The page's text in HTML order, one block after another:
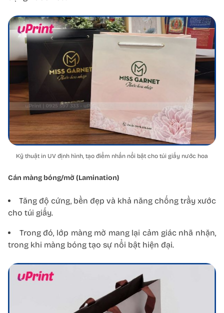
Kỹ thuật in UV định hình, tạo điểm nhấn nổi bật cho túi giấy nước hoa
Cán màng bóng/mờ (Lamination)
Tăng độ cứng, bền đẹp và khả năng chống trầy xước
cho túi giấy.
Trong đó, lớp màng mờ mang lại cảm giác nhã nhặn,
trong khi màng bóng tạo sự nổi bật hiện đại.